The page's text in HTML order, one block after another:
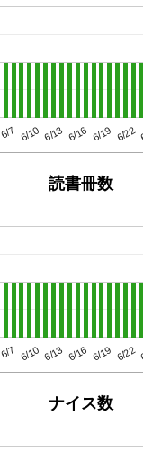
6/7 6/10 6/13 6/16 6/19 6/22
読書冊数
6/7 6/10 6/13 6/16 6/19 6/22
ナイス数